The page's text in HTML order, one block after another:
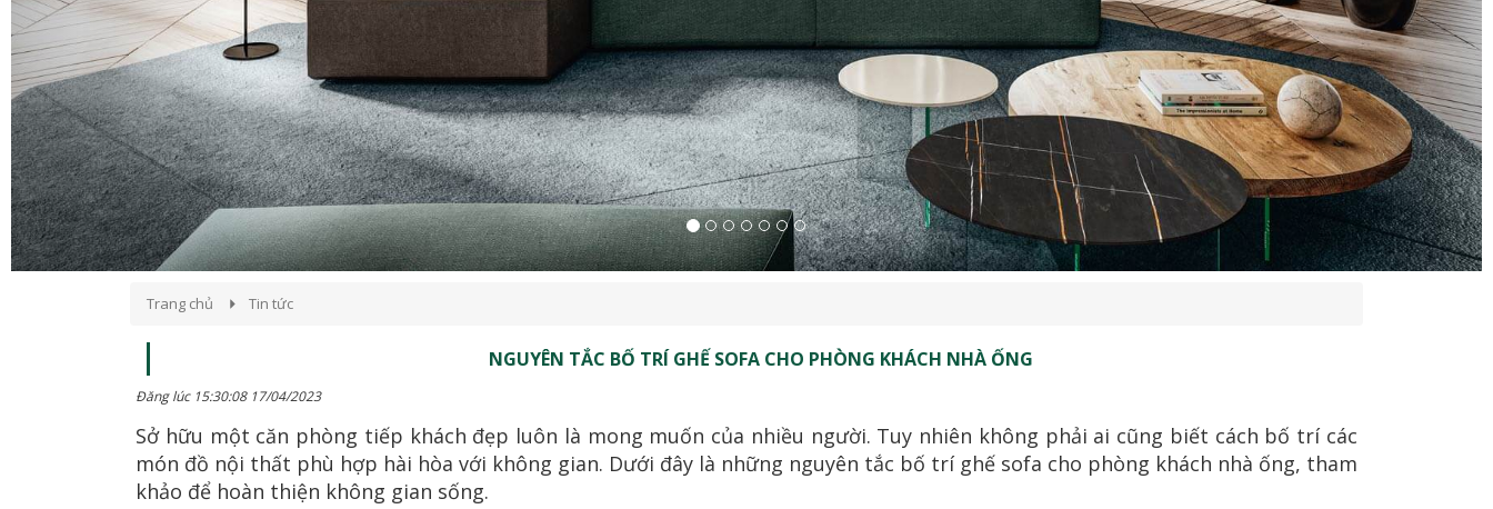
Trang chủ Tin tức
NGUYÊN TẮC BỐ TRÍ GHẾ SOFA CHO PHÒNG KHÁCH NHÀ ỐNG
Đăng lúc 15:30:08 17/04/2023
Sở hữu một căn phòng tiếp khách đẹp luôn là mong muốn của nhiều người. Tuy nhiên không phải ai cũng biết cách bố trí các
món đồ nội thất phù hợp hài hòa với không gian. Dưới đây là những nguyên tắc bố trí ghế sofa cho phòng khách nhà ống, tham
khảo để hoàn thiện không gian sống.